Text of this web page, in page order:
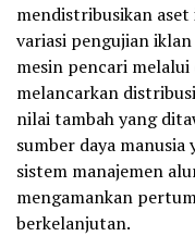
mendistribusikan
variasi pengujian
mesin pencari
melancarkan
nilai tambah yang
sumber daya
sistem manajemen
mengamankan
berkelanjutan.